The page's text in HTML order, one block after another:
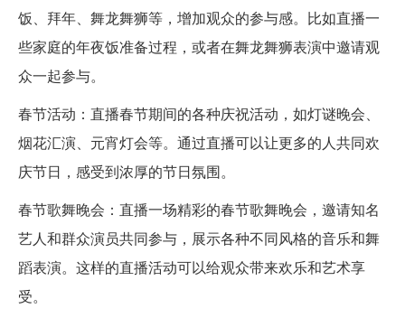
饭、拜年、舞龙舞狮等，增加观众的参与感。比如直播一
些家庭的年夜饭准备过程，或者在舞龙舞狮表演中邀请观
众一起参与。
春节活动：直播春节期间的各种庆祝活动，如灯谜晚会、
烟花汇演、元宵灯会等。通过直播可以让更多的人共同欢
庆节日，感受到浓厚的节日氛围。
春节歌舞晚会：直播一场精彩的春节歌舞晚会，邀请知名
艺人和群众演员共同参与，展示各种不同风格的音乐和舞
蹈表演。这样的直播活动可以给观众带来欢乐和艺术享
受。